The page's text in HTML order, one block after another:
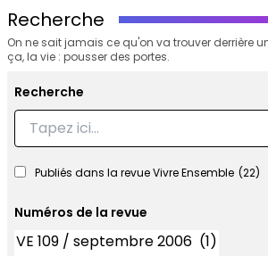
Recherche
On ne sait jamais ce qu'on va trouver derrière
ça, la vie : pousser des portes.
Recherche
Recherche
Publiés dans la revue Vivre Ensemble (22)
Numéros de la revue
Numéros